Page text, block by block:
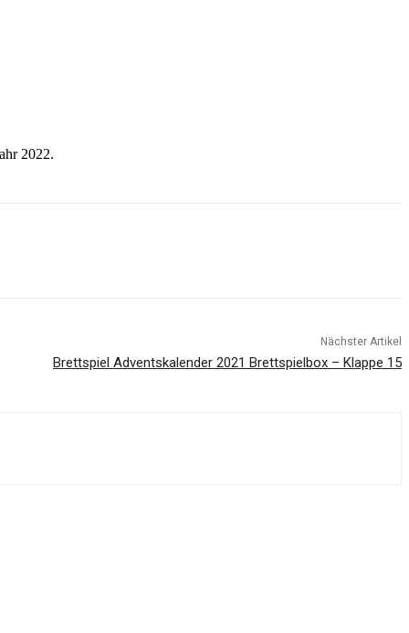
2022.
Nächster Artikel
Brettspiel Adventskalender 2021 Brettspielbox – Klappe 15